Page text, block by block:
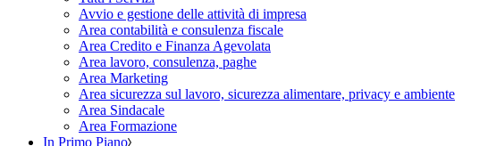
Avvio e gestione delle attività di impresa
Area contabilità e consulenza fiscale
Area Credito e Finanza Agevolata
Area lavoro, consulenza, paghe
Area Marketing
Area sicurezza sul lavoro, sicurezza alimentare, privacy e ambiente
Area Sindacale
Area Formazione
In Primo Piano